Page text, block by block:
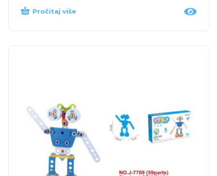
Pročitaj više